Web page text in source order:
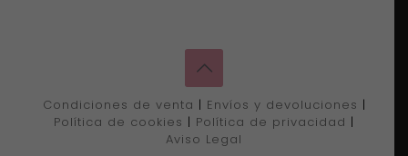
Condiciones de venta | Envíos y devoluciones |
Política de cookies | Política de privacidad |
Aviso Legal